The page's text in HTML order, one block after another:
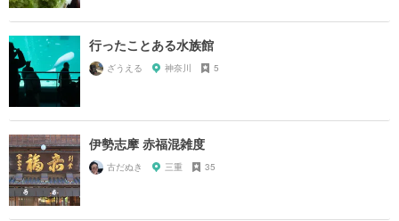
行ったことある水族館
ざうえる 神奈川 5
伊勢志摩 赤福混雑度
古だぬき 三重 35